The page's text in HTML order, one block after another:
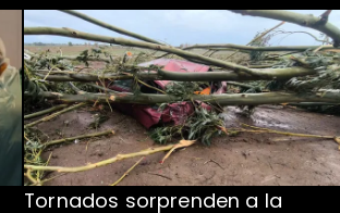
Tornados sorprenden a la